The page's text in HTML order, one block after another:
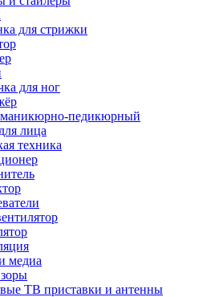
для стрижки
для ног
педикюрный
лица
техника
медиа
ТВ приставки и антенны